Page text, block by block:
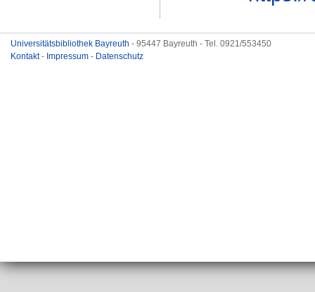
Universitätsbibliothek Bayreuth - 95447 Bayreuth - Tel. 0921/553450
Kontakt- Impressum - Datenschutz